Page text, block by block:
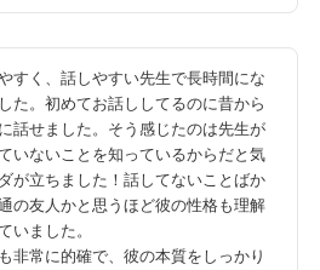
すく、話しやすい先生で長時間にな
た。初めてお話ししてるのに昔から
話せました。そう感じたのは先生が
いないことを知っているからだと気
が立ちました！話してないことばか
の友人かと思うほど彼の性格も理解
いました。
非常に的確で、彼の本質をしっかり